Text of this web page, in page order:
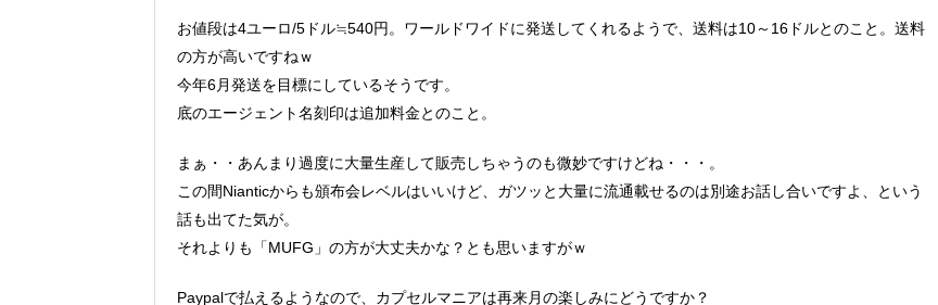
お値段は4ユーロ/5ドル≒540円。ワールドワイドに発送してくれるようで、送料は10～16ドルとのこと。送料
の方が高いですねｗ
今年6月発送を目標にしているそうです。
底のエージェント名刻印は追加料金とのこと。
まぁ・・あんまり過度に大量生産して販売しちゃうのも微妙ですけどね・・・。
この間Nianticからも頒布会レベルはいいけど、ガツッと大量に流通載せるのは別途お話し合いですよ、という
話も出てた気が。
それよりも「MUFG」の方が大丈夫かな？とも思いますがｗ
Paypalで払えるようなので、カプセルマニアは再来月の楽しみにどうですか？